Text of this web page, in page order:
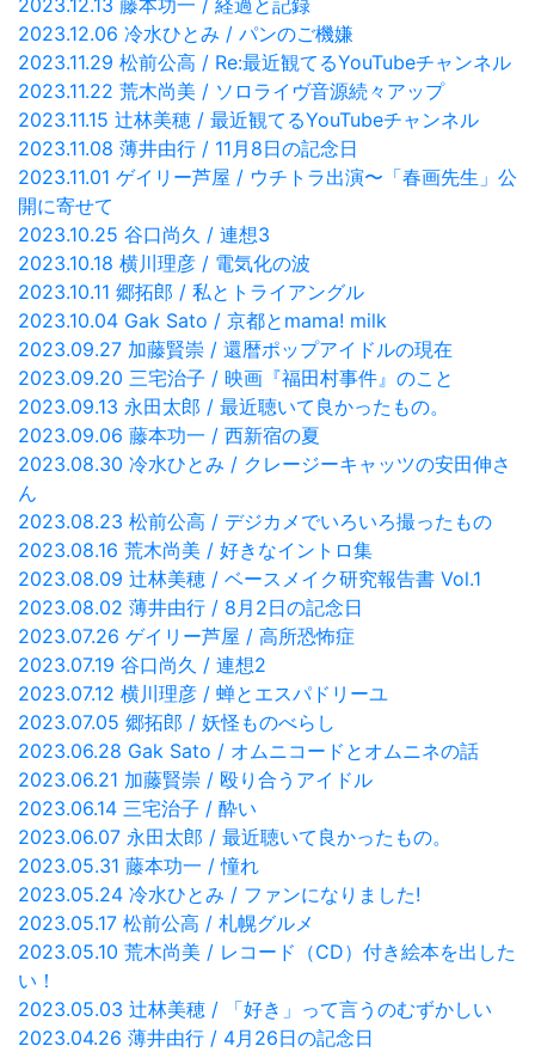
2023.12.13 藤本功一 / 経過と記録
2023.12.06 冷水ひとみ / パンのご機嫌
2023.11.29 松前公高 / Re:最近観てるYouTubeチャンネル
2023.11.22 荒木尚美 / ソロライヴ音源続々アップ
2023.11.15 辻林美穂 / 最近観てるYouTubeチャンネル
2023.11.08 薄井由行 / 11月8日の記念日
2023.11.01 ゲイリー芦屋 / ウチトラ出演〜「春画先生」公
開に寄せて
2023.10.25 谷口尚久 / 連想3
2023.10.18 横川理彦 / 電気化の波
2023.10.11 郷拓郎 / 私とトライアングル
2023.10.04 Gak Sato / 京都とmama! milk
2023.09.27 加藤賢崇 / 還暦ポップアイドルの現在
2023.09.20 三宅治子 / 映画『福田村事件』のこと
2023.09.13 永田太郎 / 最近聴いて良かったもの。
2023.09.06 藤本功一 / 西新宿の夏
2023.08.30 冷水ひとみ / クレージーキャッツの安田伸さ
ん
2023.08.23 松前公高 / デジカメでいろいろ撮ったもの
2023.08.16 荒木尚美 / 好きなイントロ集
2023.08.09 辻林美穂 / ベースメイク研究報告書 Vol.1
2023.08.02 薄井由行 / 8月2日の記念日
2023.07.26 ゲイリー芦屋 / 高所恐怖症
2023.07.19 谷口尚久 / 連想2
2023.07.12 横川理彦 / 蝉とエスパドリーユ
2023.07.05 郷拓郎 / 妖怪ものべらし
2023.06.28 Gak Sato / オムニコードとオムニネの話
2023.06.21 加藤賢崇 / 殴り合うアイドル
2023.06.14 三宅治子 / 酔い
2023.06.07 永田太郎 / 最近聴いて良かったもの。
2023.05.31 藤本功一 / 憧れ
2023.05.24 冷水ひとみ / ファンになりました!
2023.05.17 松前公高 / 札幌グルメ
2023.05.10 荒木尚美 / レコード（CD）付き絵本を出した
い！
2023.05.03 辻林美穂 / 「好き」って言うのむずかしい
2023.04.26 薄井由行 / 4月26日の記念日